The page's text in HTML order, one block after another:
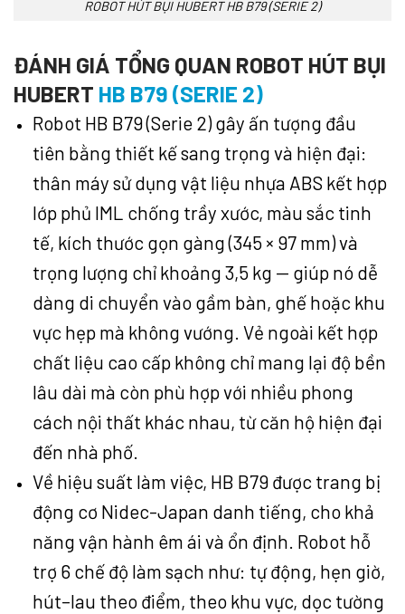
ROBOT HÚT BỤI HUBERT HB B79 (SERIE 2)
ĐÁNH GIÁ TỔNG QUAN ROBOT HÚT BỤI
HUBERT HB B79 (SERIE 2)
Robot HB B79 (Serie 2) gây ấn tượng đầu
tiên bằng thiết kế sang trọng và hiện đại:
thân máy sử dụng vật liệu nhựa ABS kết hợp
lớp phủ IML chống trầy xước, màu sắc tinh
tế, kích thước gọn gàng (345 × 97 mm) và
trọng lượng chỉ khoảng 3,5 kg — giúp nó dễ
dàng di chuyển vào gầm bàn, ghế hoặc khu
vực hẹp mà không vướng. Vẻ ngoài kết hợp
chất liệu cao cấp không chỉ mang lại độ bền
lâu dài mà còn phù hợp với nhiều phong
cách nội thất khác nhau, từ căn hộ hiện đại
đến nhà phố.
Về hiệu suất làm việc, HB B79 được trang bị
động cơ Nidec-Japan danh tiếng, cho khả
năng vận hành êm ái và ổn định. Robot hỗ
trợ 6 chế độ làm sạch như: tự động, hẹn giờ,
hút–lau theo điểm, theo khu vực, dọc tường